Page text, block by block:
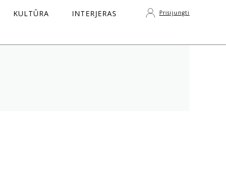
KULTŪRA
INTERJERAS
Prisijungti